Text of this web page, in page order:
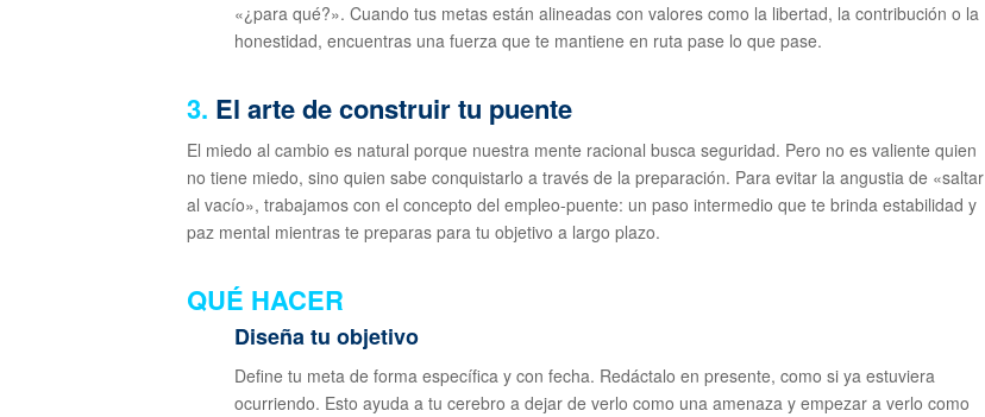
«¿para qué?». Cuando tus metas están alineadas con valores como la libertad, la contribución o la
honestidad, encuentras una fuerza que te mantiene en ruta pase lo que pase.
3. El arte de construir tu puente
El miedo al cambio es natural porque nuestra mente racional busca seguridad. Pero no es valiente quien
no tiene miedo, sino quien sabe conquistarlo a través de la preparación. Para evitar la angustia de «saltar
al vacío», trabajamos con el concepto del empleo-puente: un paso intermedio que te brinda estabilidad y
paz mental mientras te preparas para tu objetivo a largo plazo.
QUÉ HACER
Diseña tu objetivo
Define tu meta de forma específica y con fecha. Redáctalo en presente, como si ya estuviera
ocurriendo. Esto ayuda a tu cerebro a dejar de verlo como una amenaza y empezar a verlo como